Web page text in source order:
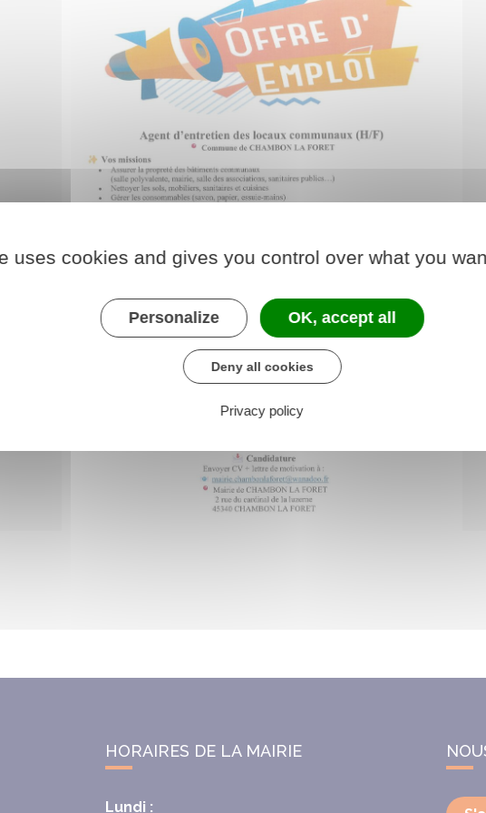
HORAIRES DE LA MAIRIE
Lundi :
uses cookies and gives you control over what you
Personalize OK, accept all
Deny all cookies
Privacy policy